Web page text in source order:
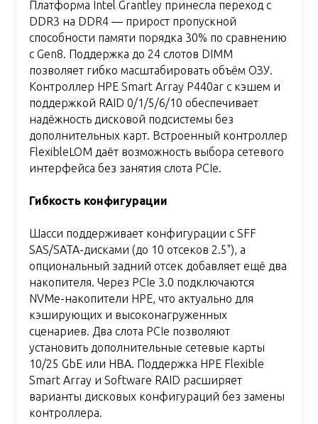
Платформа Intel Grantley принесла переход с
DDR3 на DDR4 — прирост пропускной
способности памяти порядка 30% по сравнению
с Gen8. Поддержка до 24 слотов DIMM
позволяет гибко масштабировать объём ОЗУ.
Контроллер HPE Smart Array P440ar с кэшем и
поддержкой RAID 0/1/5/6/10 обеспечивает
надёжность дисковой подсистемы без
дополнительных карт. Встроенный контроллер
FlexibleLOM даёт возможность выбора сетевого
интерфейса без занятия слота PCIe.
Гибкость конфигурации
Шасси поддерживает конфигурации с SFF
SAS/SATA-дисками (до 10 отсеков 2.5"), а
опциональный задний отсек добавляет ещё два
накопителя. Через PCIe 3.0 подключаются
NVMe-накопители HPE, что актуально для
кэширующих и высоконагруженных
сценариев. Два слота PCIe позволяют
установить дополнительные сетевые карты
10/25 GbE или HBA. Поддержка HPE Flexible
Smart Array и Software RAID расширяет
варианты дисковых конфигураций без замены
контроллера.